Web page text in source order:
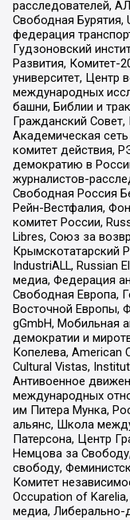
расследователей,
Свободная Бурятия,
федерация
Гудзоновский
Развития, Комитет-
университет, Центр
международных
башни, Библии и
Гражданский Совет,
Академическая
комитет действия,
демократию в
журналистов-
Свободная Россия
Рейн-Вестфалия,
комитет России,
Libres, Союз за
Крымскотатарский
IndustriALL, Russian
медиа, Федерация
Свободная Европа,
Восточной Европы,
gGmbH, Мобильная
демократии и
Копелева, American
Cultural Vistas,
Антивоенное
международных
им Питера Мунка,
альянс, Школа
Патерсона, Центр
Немцова за
свободу,
Комитет
Occupation of
медиа, Либерально-